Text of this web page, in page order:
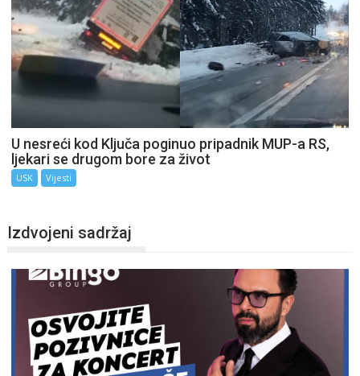
U nesreći kod Ključa poginuo pripadnik MUP-a RS,
ljekari se drugom bore za život
USK Vijesti
Izdvojeni sadržaj